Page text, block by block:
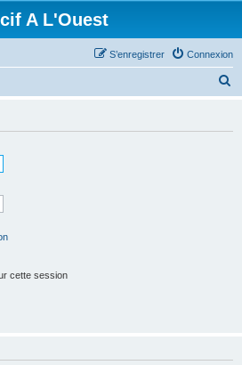
A L'Ouest
Connexion
S’enregistrer
cette session